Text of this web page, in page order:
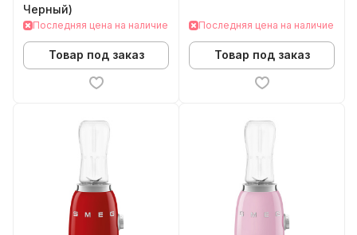
Черный)
Последняя цена на наличие
Товар под заказ
Последняя цена на наличие
Товар под заказ